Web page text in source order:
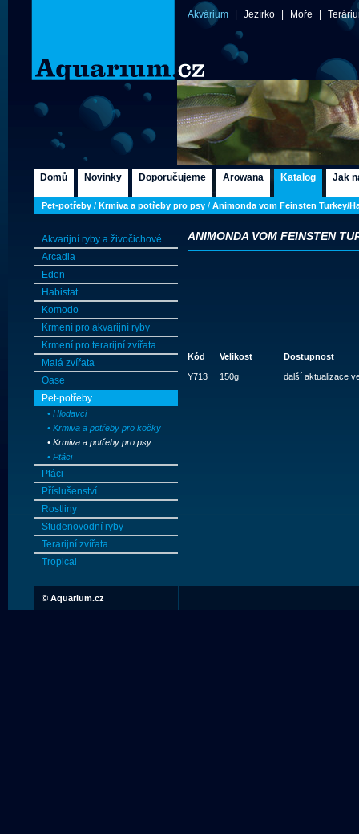
Akvárium Jezírko Moře
Domů Novinky Doporučujeme Arowana Katalog Jak
Pet-potřeby / Krmiva a potřeby pro psy / Animonda vom Feinsten Turkey/
Akvarijní ryby a živočichové
Arcadia
Eden
Habistat
Komodo
Krmení pro akvarijní ryby
Krmení pro terarijní zvířata
Malá zvířata
Oase
Pet-potřeby
• Hlodavci
• Krmiva a potřeby pro kočky
• Krmiva a potřeby pro psy
• Ptáci
Ptáci
Příslušenství
Rostliny
Studenovodní ryby
Terarijní zvířata
Tropical
ANIMONDA VOM FEINSTEN
Kód Velikost Dostupnost
Y713 150g další aktualizace
© Aquarium.cz